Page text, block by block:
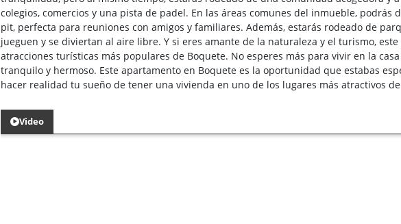
colegios, comercios y una pista de padel. En las áreas comunes del inmueble,
pit, perfecta para reuniones con amigos y familiares. Además, estarás rodeado de
jueguen y se diviertan al aire libre. Y si eres amante de la naturaleza y el turismo,
atracciones turísticas más populares de Boquete. No esperes más para vivir en la
tranquilo y hermoso. Este apartamento en Boquete es la oportunidad que estabas
hacer realidad tu sueño de tener una vivienda en uno de los lugares más atractivos de
Video